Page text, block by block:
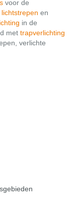
voor de
lichtstrepen en
in de
met trapverlichting
verlichte